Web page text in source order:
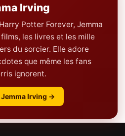
Irving
Potter Forever, Jemma
les livres et les mille
du sorcier. Elle adore
que même les fans
ignorent.
Irving →